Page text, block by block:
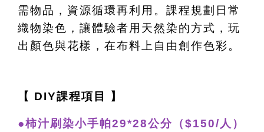
需物品，資源循環再利用。課程規劃日常
織物染色，讓體驗者用天然染的方式，玩
出顏色與花樣，在布料上自由創作色彩。
【 DIY課程項目 】
●柿汁刷染小手帕29*28公分（$150/人）